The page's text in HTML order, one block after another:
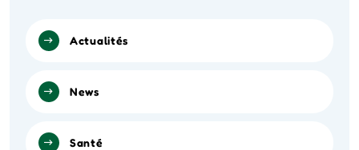
Actualités
News
Santé